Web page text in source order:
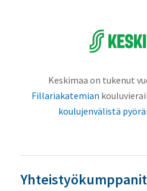
Keskimaa on tukenut
Fillariakatemian
koulujenvälistä
Yhteistyökumppanit